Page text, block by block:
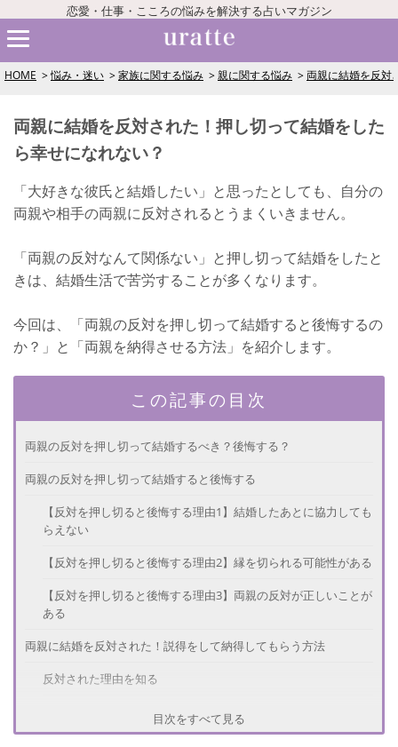
恋愛・仕事・こころの悩みを解決する占いマガジン
HOME 悩み・迷い 家族に関する悩み 親に関する悩み 両親に結婚を反対
両親に結婚を反対された！押し切って結婚をした
ら幸せになれない？
「大好きな彼氏と結婚したい」と思ったとしても、自分の
両親や相手の両親に反対されるとうまくいきません。
「両親の反対なんて関係ない」と押し切って結婚をしたと
きは、結婚生活で苦労することが多くなります。
今回は、「両親の反対を押し切って結婚すると後悔するの
か？」と「両親を納得させる方法」を紹介します。
この記事の目次
両親の反対を押し切って結婚するべき？後悔する？
両親の反対を押し切って結婚すると後悔する
【反対を押し切ると後悔する理由1】結婚したあとに協力しても
らえない
【反対を押し切ると後悔する理由2】縁を切られる可能性がある
【反対を押し切ると後悔する理由3】両親の反対が正しいことが
ある
両親に結婚を反対された！説得をして納得してもらう方法
反対された理由を知る
悪いところを改善する目次をすべて見る